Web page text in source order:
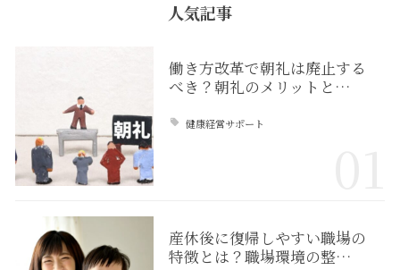
人気記事
働き方改革で朝礼は廃止する
べき？朝礼のメリットと…
健康経営サポート
産休後に復帰しやすい職場の
特徴とは？職場環境の整…